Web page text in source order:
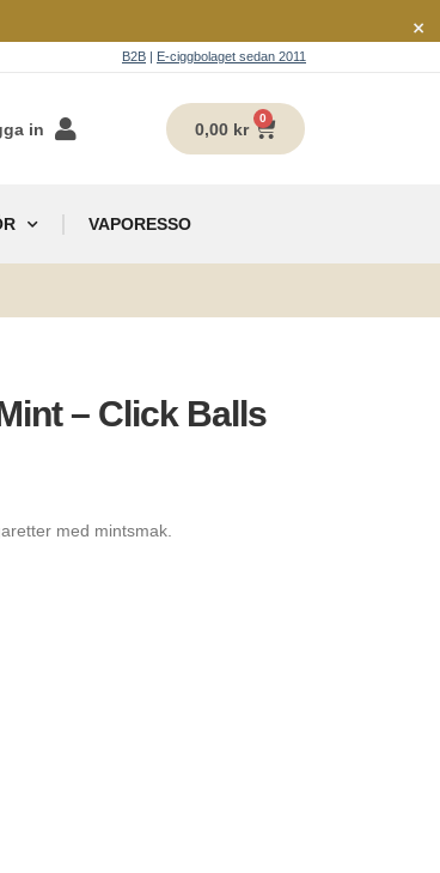
×
B2B | E-ciggbolaget sedan 2011
in 0,00 kr
0
VAPORESSO
– Click Balls
med mintsmak.